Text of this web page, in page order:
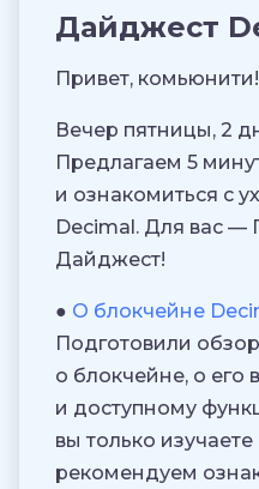
Дайджест
Привет, комьюнити!
Вечер пятницы, 2
Предлагаем 5
и ознакомиться с
Decimal. Для вас —
Дайджест!
● О блокчейне
Подготовили
о блокчейне, о его
и доступному
вы только
рекомендуем